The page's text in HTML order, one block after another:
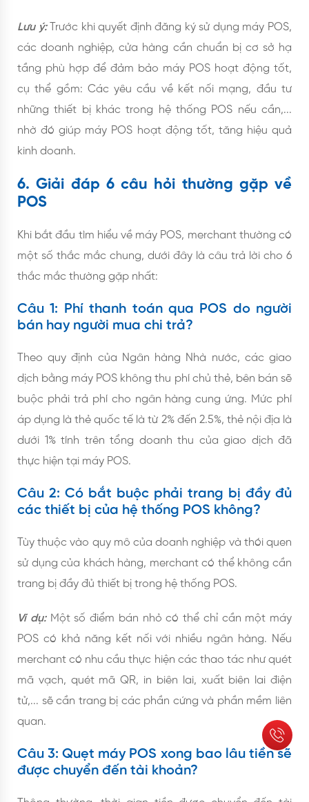
Lưu ý: Trước khi quyết định đăng ký sử dụng máy POS,
các doanh nghiệp, cửa hàng cần chuẩn bị cơ sở hạ
tầng phù hợp để đảm bảo máy POS hoạt động tốt,
cụ thể gồm: Các yêu cầu về kết nối mạng, đầu tư
những thiết bị khác trong hệ thống POS nếu cần,...
nhờ đó giúp máy POS hoạt động tốt, tăng hiệu quả
kinh doanh.
6. Giải đáp 6 câu hỏi thường gặp về
POS
Khi bắt đầu tìm hiểu về máy POS, merchant thường có
một số thắc mắc chung, dưới đây là câu trả lời cho 6
thắc mắc thường gặp nhất:
Câu 1: Phí thanh toán qua POS do người
bán hay người mua chi trả?
Theo quy định của Ngân hàng Nhà nước, các giao
dịch bằng máy POS không thu phí chủ thẻ, bên bán sẽ
buộc phải trả phí cho ngân hàng cung ứng. Mức phí
áp dụng là thẻ quốc tế là từ 2% đến 2.5%, thẻ nội địa là
dưới 1% tính trên tổng doanh thu của giao dịch đã
thực hiện tại máy POS.
Câu 2: Có bắt buộc phải trang bị đầy đủ
các thiết bị của hệ thống POS không?
Tùy thuộc vào quy mô của doanh nghiệp và thói quen
sử dụng của khách hàng, merchant có thể không cần
trang bị đầy đủ thiết bị trong hệ thống POS.
Ví dụ: Một số điểm bán nhỏ có thể chỉ cần một máy
POS có khả năng kết nối với nhiều ngân hàng. Nếu
merchant có nhu cầu thực hiện các thao tác như quét
mã vạch, quét mã QR, in biên lai, xuất biên lai điện
tử,... sẽ cần trang bị các phần cứng và phần mềm liên
quan.
Câu 3: Quẹt máy POS xong bao lâu tiền sẽ
được chuyển đến tài khoản?